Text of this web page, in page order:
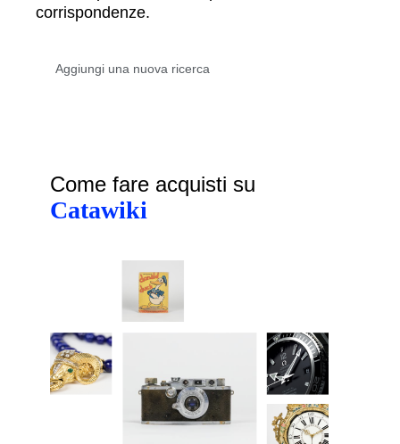
corrispondenze.
Come fare acquisti su
Catawiki